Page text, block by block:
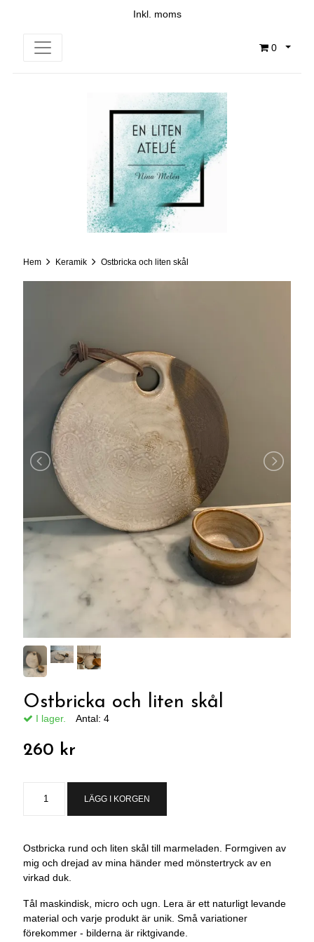
Inkl. moms
0
Hem Keramik Ostbricka och liten skål
Ostbricka och liten skål
I lager. Antal: 4
260 kr
LÄGG I KORGEN
Ostbricka rund och liten skål till marmeladen. Formgiven av
mig och drejad av mina händer med mönstertryck av en
virkad duk.
Tål maskindisk, micro och ugn. Lera är ett naturligt levande
material och varje produkt är unik. Små variationer
förekommer - bilderna är riktgivande.